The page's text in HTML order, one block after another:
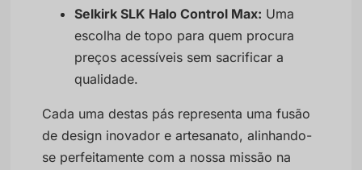
Selkirk SLK Halo Control Max: Uma
escolha de topo para quem procura
preços acessíveis sem sacrificar a
qualidade.
Cada uma destas pás representa uma fusão
de design inovador e artesanato, alinhando-
se perfeitamente com a nossa missão na